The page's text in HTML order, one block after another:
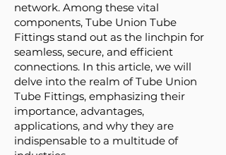
network. Among these vital
components, Tube Union Tube
Fittings stand out as the linchpin for
seamless, secure, and efficient
connections. In this article, we will
delve into the realm of Tube Union
Tube Fittings, emphasizing their
importance, advantages,
applications, and why they are
indispensable to a multitude of